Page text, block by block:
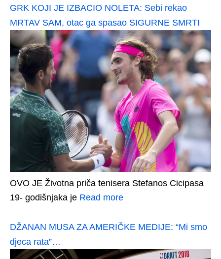
GRK KOJI JE IZBACIO NOLETA: Sebi rekao
MRTAV SAM, otac ga spasao SIGURNE SMRTI
OVO JE Životna priča tenisera Stefanos Cicipasa
19- godišnjaka je Read more
DŽANAN MUSA ZA AMERIČKE MEDIJE: “Mi smo
djeca rata”…